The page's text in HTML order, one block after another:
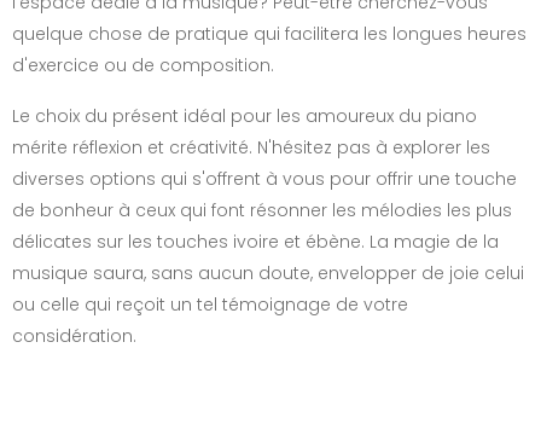
quelque chose de pratique qui facilitera les longues heures
d'exercice ou de composition.
Le choix du présent idéal pour les amoureux du piano
mérite réflexion et créativité. N'hésitez pas à explorer les
diverses options qui s'offrent à vous pour offrir une touche
de bonheur à ceux qui font résonner les mélodies les plus
délicates sur les touches ivoire et ébène. La magie de la
musique saura, sans aucun doute, envelopper de joie celui
ou celle qui reçoit un tel témoignage de votre
considération.